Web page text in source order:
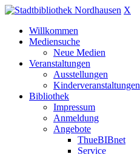
X
Willkommen
Mediensuche
Neue Medien
Veranstaltungen
Ausstellungen
Kinderveranstaltungen
Bibliothek
Impressum
Anmeldung
Angebote
ThueBIBnet
Service